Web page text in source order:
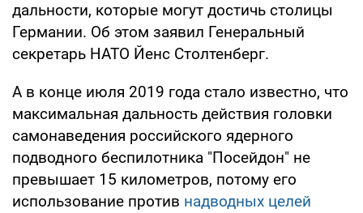
дальности, которые могут достичь столицы
Германии. Об этом заявил Генеральный
секретарь НАТО Йенс Столтенберг.
А в конце июля 2019 года стало известно, что
максимальная дальность действия головки
самонаведения российского ядерного
подводного беспилотника "Посейдон" не
превышает 15 километров, потому его
использование против надводных целей